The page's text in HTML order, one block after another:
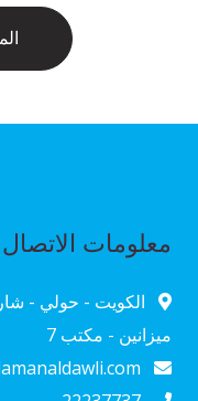
معلومات الاتصال
الكويت - حولي -
ميزانين - مكتب 7